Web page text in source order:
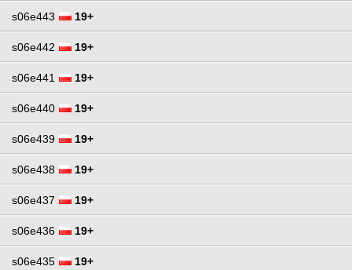
s06e443 19+
s06e442 19+
s06e441 19+
s06e440 19+
s06e439 19+
s06e438 19+
s06e437 19+
s06e436 19+
s06e435 19+